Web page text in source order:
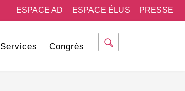
PRESSE
ESPACE ÉLUS
ESPACE AD
Services Congrès